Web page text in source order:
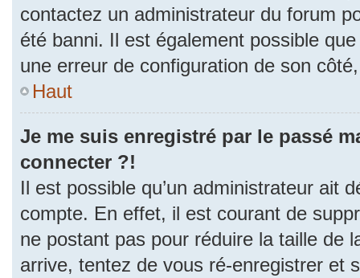
contactez un administrateur du forum
été banni. Il est également possible
une erreur de configuration de son
Haut
Je me suis enregistré par le passé
connecter ?!
Il est possible qu’un administrateur ait
compte. En effet, il est courant de
ne postant pas pour réduire la taille de
arrive, tentez de vous ré-enregistrer et